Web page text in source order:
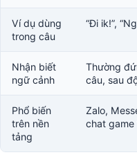
Ví dụ dùng
trong câu
“Đi ik!”,
Nhận biết
ngữ cảnh
Thường
câu, sau
Phổ biến
trên nền
tảng
Zalo,
chat game